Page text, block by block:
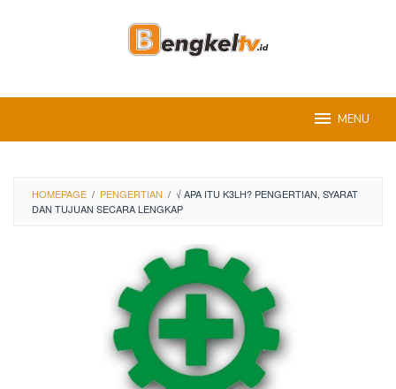
MENU
HOMEPAGE / PENGERTIAN / √ APA ITU K3LH? PENGERTIAN, SYARAT
DAN TUJUAN SECARA LENGKAP